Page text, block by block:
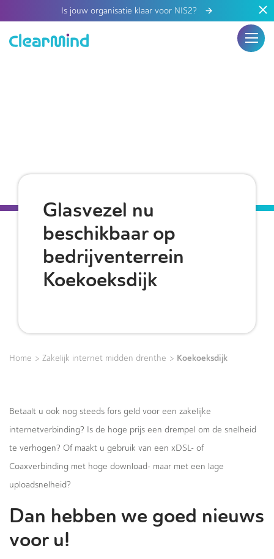
Is jouw organisatie klaar voor NIS2?
Glasvezel nu
beschikbaar op
bedrijventerrein
Koekoeksdijk
Home > Zakelijk internet midden drenthe > Koekoeksdijk
Betaalt u ook nog steeds fors geld voor een zakelijke
internetverbinding? Is de hoge prijs een drempel om de snelheid
te verhogen? Of maakt u gebruik van een xDSL- of
Coaxverbinding met hoge download- maar met een lage
uploadsnelheid?
Dan hebben we goed nieuws
voor u!